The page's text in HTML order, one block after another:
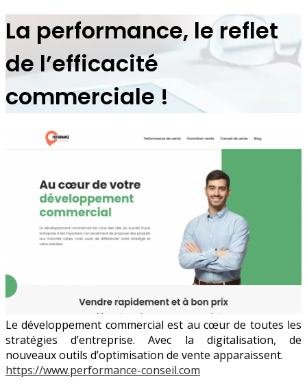
La performance, le reflet
de l’efficacité
commerciale !
Le développement commercial est au cœur de toutes les
stratégies d’entreprise. Avec la digitalisation, de
nouveaux outils d’optimisation de vente apparaissent.
https://www.performance-conseil.com